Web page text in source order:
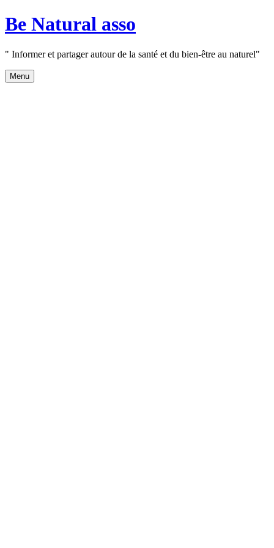
Aller
au
Be Natural asso
" Informer et partager autour de la santé et du bien-être au naturel"
Menu